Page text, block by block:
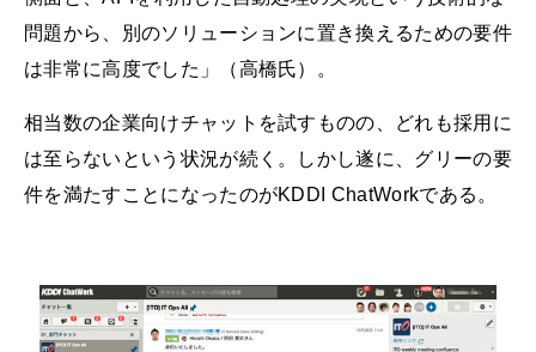
問題から、別のソリューションに置き換えるための要件
は非常に高度でした」（高橋氏）。
相当数の企業向けチャットを試すものの、どれも採用に
は至らないという状況が続く。しかし遂に、グリーの要
件を満たすことになったのがKDDI ChatWorkである。